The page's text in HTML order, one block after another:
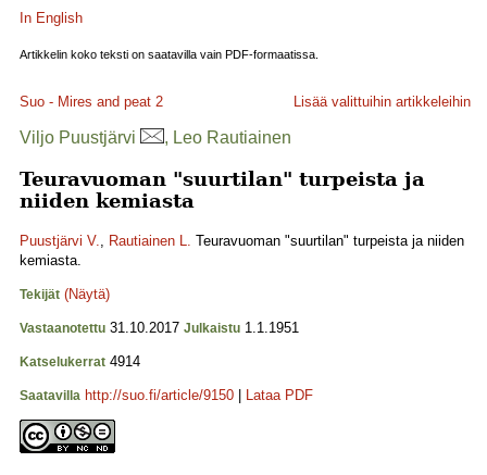
In English
Artikkelin koko teksti on saatavilla vain PDF-formaatissa.
Suo - Mires and peat 2 Lisää valittuihin artikkeleihin
Viljo Puustjärvi , Leo Rautiainen
Teuravuoman "suurtilan" turpeista ja
niiden kemiasta
Puustjärvi V., Rautiainen L. Teuravuoman "suurtilan" turpeista ja niiden
kemiasta.
Tekijät (Näytä)
Vastaanotettu 31.10.2017 Julkaistu 1.1.1951
Katselukerrat 4914
Saatavilla http://suo.fi/article/9150 Lataa PDF